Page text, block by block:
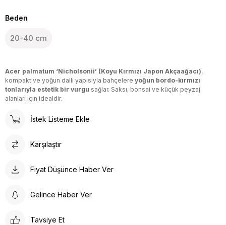
Beden
20-40 cm
Acer palmatum ‘Nicholsonii’ (Koyu Kırmızı Japon Akçaağacı),
kompakt ve yoğun dallı yapısıyla bahçelere yoğun bordo-kırmızı
tonlarıyla estetik bir vurgu sağlar. Saksı, bonsai ve küçük peyzaj
alanları için idealdir.
İstek Listeme Ekle
Karşılaştır
Fiyat Düşünce Haber Ver
Gelince Haber Ver
Tavsiye Et